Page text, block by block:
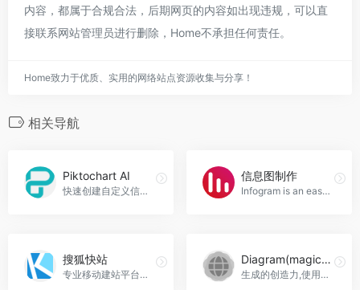
内容，都属于合规合法，后期网页的内容如出现违规，可以直
接联系网站管理员进行删除，Home不承担任何责任。
Home致力于优质、实用的网络站点资源收集与分享！
相关导航
Piktochart AI
快速创建自定义信息图表，Piktochart AI官网入口网址
信息图制作
Infogram is an easy to use infographic and chart maker. Create and share beautiful infographics, online reports, and interactive maps. Make your own here.，信息图制作官网入口网址
搜狐快站
专业移动建站平台，可视化拖...，搜狐快站官网入口网址
Diagram(magician)
生成的创造力,使用生成式设计工具更具创造性。设计越来越注重效率，越来越注重规范性，而magician生成式设计工具有效提升了设计的效率，实现了规范化的设计标准，Diagram(magician)官网入口网址